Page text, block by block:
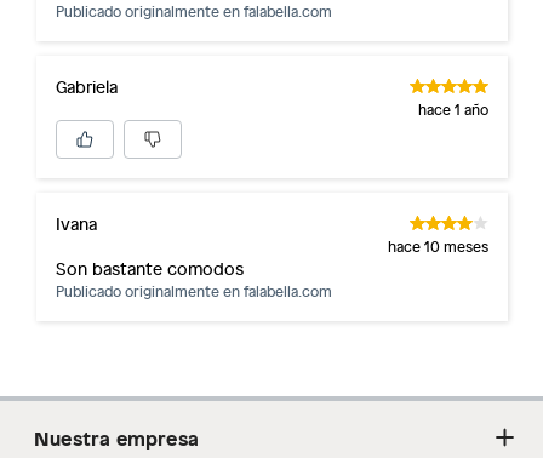
Publicado originalmente enfalabella.com
Gabriela
hace 1 año
Ivana
hace 10 meses
Son bastante comodos
Publicado originalmente enfalabella.com
Nuestra empresa